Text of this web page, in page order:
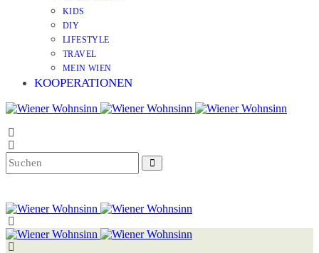
KIDS
DIY
LIFESTYLE
TRAVEL
MEIN WIEN
KOOPERATIONEN